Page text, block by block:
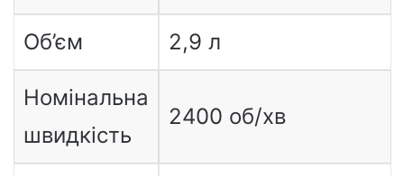
Об’єм 2,9 л
Номінальна
швидкість
2400 об/хв